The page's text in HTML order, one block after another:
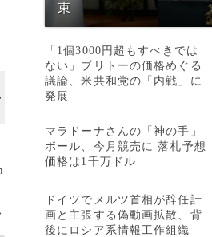
束
「1個3000円超もすべきでは
ない」ブリトーの価格めぐる
議論、米共和党の「内戦」に
発展
マラドーナさんの「神の手」
ボール、今月競売に 落札予想
価格は1千万ドル
ドイツでメルツ首相が辞任計
画と主張する偽動画拡散、背
後にロシア系情報工作組織